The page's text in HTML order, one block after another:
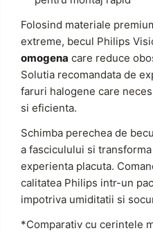
Folosind materiale
extreme, becul Philips
omogena care reduce
Solutia recomandata de
faruri halogene care
si eficienta.
Schimba perechea de
a fasciculului si
experienta placuta.
calitatea Philips intr-un
impotriva umiditatii si
*Comparativ cu cerintele